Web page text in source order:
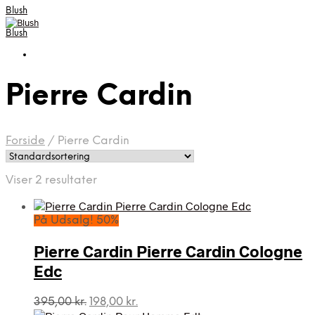
Blush
Blush
Pierre Cardin
Forside / Pierre Cardin
Viser 2 resultater
På Udsalg! 50%
Pierre Cardin Pierre Cardin Cologne
Edc
395,00kr. Den
198,00 kr.